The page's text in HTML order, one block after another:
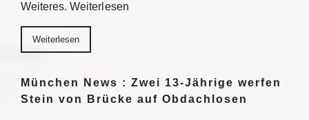
Weiteres. Weiterlesen
Weiterlesen
München News : Zwei 13-Jährige werfen
Stein von Brücke auf Obdachlosen